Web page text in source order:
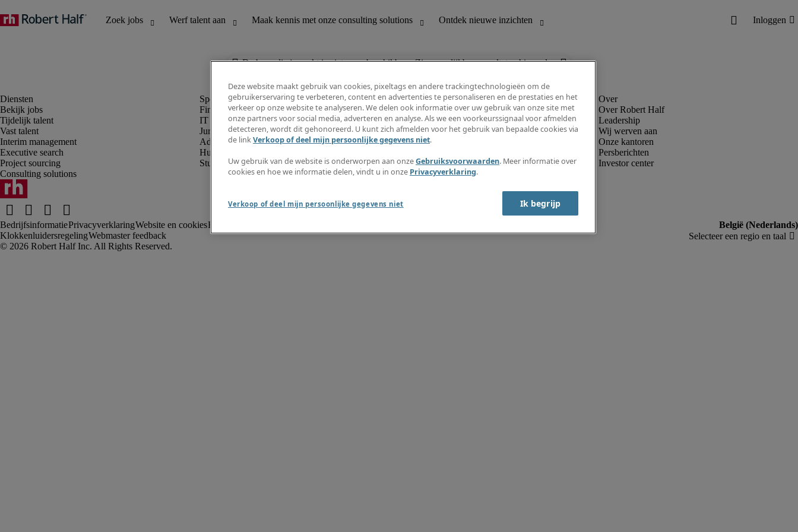
De baan die je zoekt is niet meer beschikbaar. Zie vergelijkbare resultaten hieronder.
Bekijk jobs
Tijdelijk talent
Vast talent
Interim management
Executive search
Project sourcing
Consulting solutions
Finance en boekhouding
IT en digital
Juridisch
Administratie en office support
Human resources
Student
Ontdek nieuwe inzichten
Jobomschrijvingen
Salarisgids
Timesheets
Maak een jobalert aan
Informatiecentrum
Over Robert Half
Leadership
Wij werven aan
Onze kantoren
Persberichten
Investor center
BedrijfsinformatiePrivacyverklaringWebsite en cookiesRekruteringsvoorwaarden
KlokkenluidersregelingWebmaster feedback
Deze website maakt gebruik van cookies, pixeltags en andere trackingtechnologieën om de
gebruikerservaring te verbeteren, content en advertenties te personaliseren en de prestaties en het
verkeer op onze website te analyseren. We delen ook informatie over uw gebruik van onze site met
onze partners voor social media, adverteren en analyse. Als we een voorkeurssignaal voor afmelden
detecteren, wordt dit gehonoreerd. U kunt zich afmelden voor het gebruik van bepaalde cookies via
de linkVerkoop of deel mijn persoonlijke gegevens niet.
Uw gebruik van de website is onderworpen aan onzeGebruiksvoorwaarden. Meer informatie over
cookies en hoe we informatie delen, vindt u in onze Privacyverklaring.
Verkoop of deel mijn persoonlijke gegevens niet Ik begrijp